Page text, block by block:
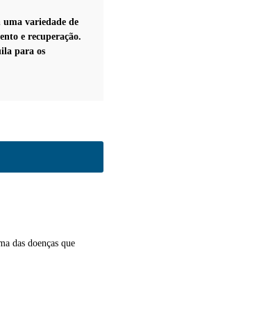
uma variedade de
e recuperação.
para os
das doenças que